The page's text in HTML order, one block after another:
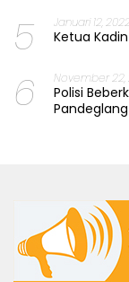
5 Januari 12,
Ketua
6 November 22,
Polisi